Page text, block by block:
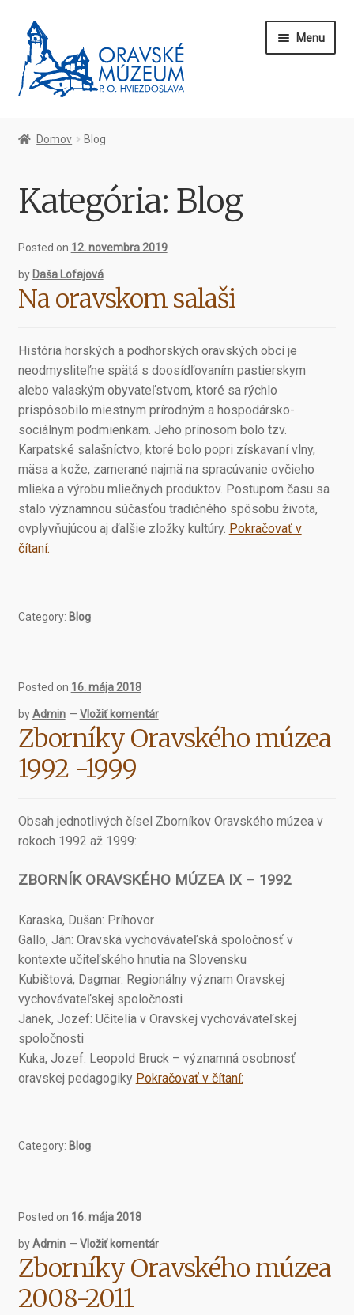
Preskočiť
na
navigáciu
Preskočiť
na
obsah
Menu
Kontakt
Blog
Vstupenky
Domov Blog
Kategória: Blog
Posted on 12. novembra 2019
by Daša Lofajová
Na oravskom salaši
História horských a podhorských oravských obcí je
neodmysliteľne spätá s doosídľovaním pastierskym
alebo valaským obyvateľstvom, ktoré sa rýchlo
prispôsobilo miestnym prírodným a hospodársko-
sociálnym podmienkam. Jeho prínosom bolo tzv.
Karpatské salašníctvo, ktoré bolo popri získavaní vlny,
mäsa a kože, zamerané najmä na spracúvanie ovčieho
mlieka a výrobu mliečnych produktov. Postupom času sa
stalo významnou súčasťou tradičného spôsobu života,
ovplyvňujúcou aj ďalšie zložky kultúry. Pokračovať v
čítaní:Na
Category: Blog
Posted on 16. mája 2018
byAdmin — Vložiť komentár
Zborníky Oravského múzea
1992 -1999
Obsah jednotlivých čísel Zborníkov Oravského múzea v
rokoch 1992 až 1999:
ZBORNÍK ORAVSKÉHO MÚZEA IX – 1992
Karaska, Dušan: Príhovor
Gallo, Ján: Oravská vychovávateľská spoločnosť v
kontexte učiteľského hnutia na Slovensku
Kubištová, Dagmar: Regionálny význam Oravskej
vychovávateľskej spoločnosti
Janek, Jozef: Učitelia v Oravskej vychovávateľskej
spoločnosti
Kuka, Jozef: Leopold Bruck – významná osobnosť
oravskej pedagogiky Pokračovať v čítaní:Zborníky
Category: Blog
Posted on 16. mája 2018
byAdmin — Vložiť komentár
Zborníky Oravského múzea
2008-2011